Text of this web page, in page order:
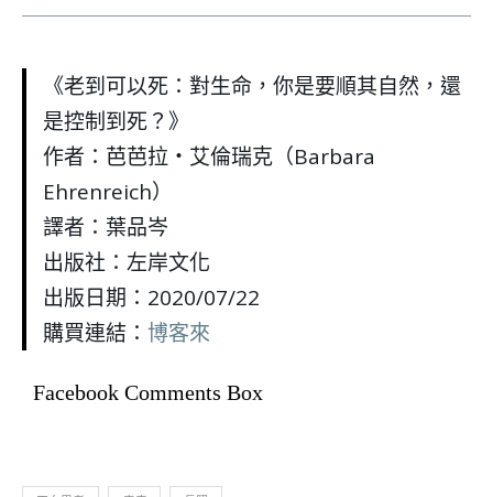
《老到可以死：對生命，你是要順其自然，還
是控制到死？》
作者：芭芭拉‧艾倫瑞克（Barbara
Ehrenreich）
譯者：葉品岑
出版社：左岸文化
出版日期：2020/07/22
購買連結： 博客來
Facebook Comments Box